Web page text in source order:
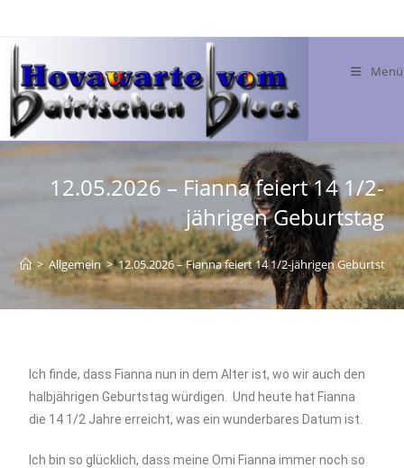
Menü
12.05.2026 – Fianna feiert 14 1/2-
jährigen Geburtstag
> Allgemein > 12.05.2026 – Fianna feiert 14 1/2-jährigen Geburtstag
Ich finde, dass Fianna nun in dem Alter ist, wo wir auch den
halbjährigen Geburtstag würdigen. Und heute hat Fianna
die 14 1/2 Jahre erreicht, was ein wunderbares Datum ist.
Ich bin so glücklich, dass meine Omi Fianna immer noch so